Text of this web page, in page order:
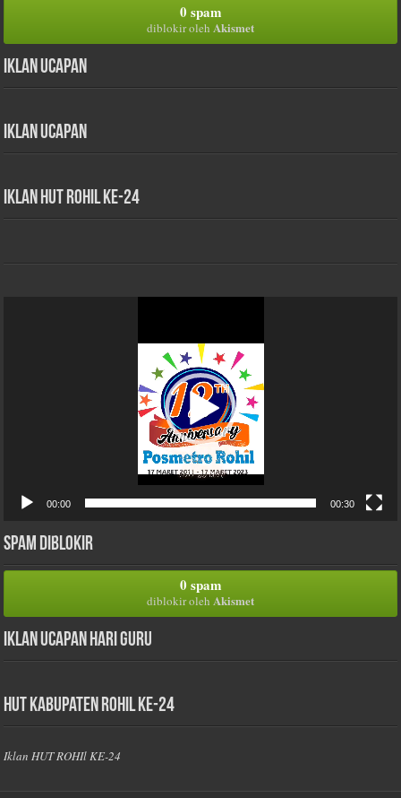
0 spam
diblokir oleh Akismet
Iklan Ucapan
Iklan Ucapan
iklan HUT Rohil Ke-24
00:00 00:30
Spam Diblokir
0 spam
diblokir oleh Akismet
Iklan Ucapan Hari Guru
HUT Kabupaten Rohil Ke-24
Iklan HUT ROHIl KE-24